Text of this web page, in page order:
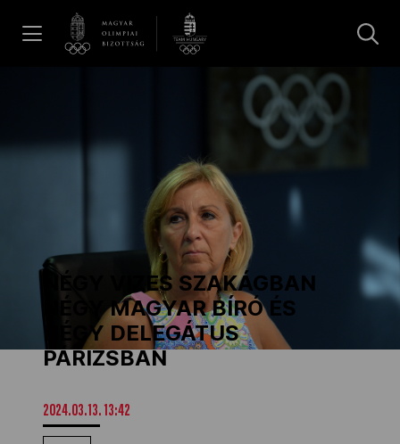
Los Angeles 2028
MOB
Kettőskarrier-program
NÉGY VIZES SZAKÁGBAN
NÉGY MAGYAR BÍRÓ ÉS
NÉGY DELEGÁTUS
PÁRIZSBAN
2024.03.13. 13:42